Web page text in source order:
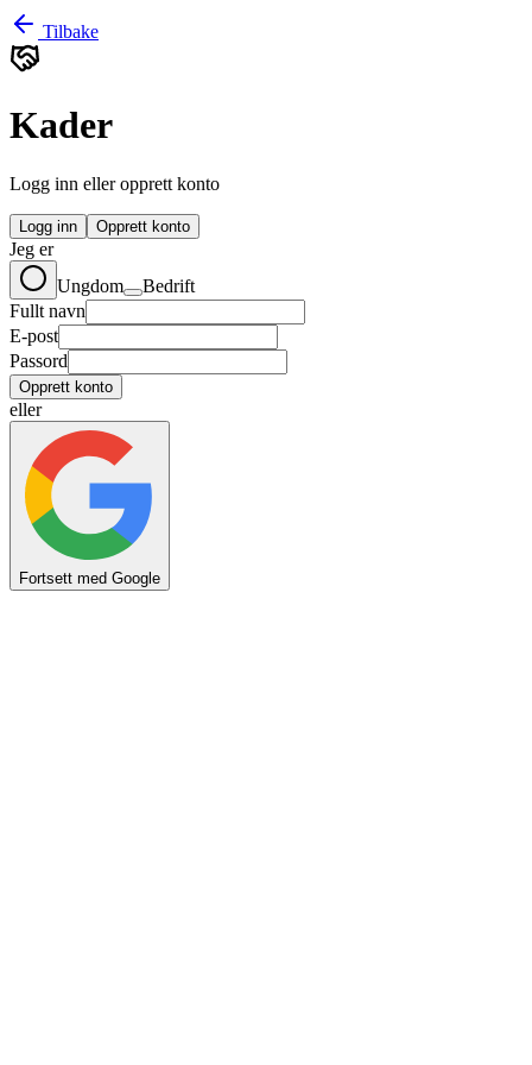
Tilbake
Kader
Logg inn eller opprett konto
Logg inn Opprett konto
Jeg er
Ungdom
Bedrift
Fullt navn
E-post
Passord
Opprett konto
eller
Fortsett med Google